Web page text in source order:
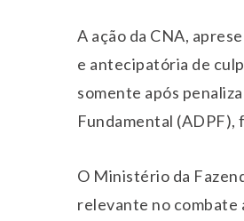
A ação da CNA,
e antecipatória de
somente após
Fundamental (ADPF),
O Ministério da
relevante no combate